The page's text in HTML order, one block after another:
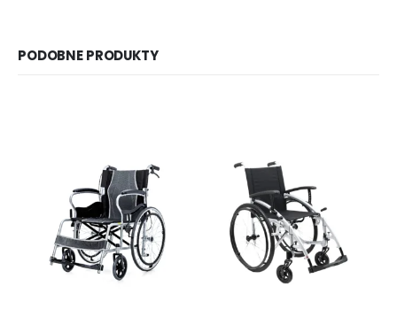
PODOBNE PRODUKTY